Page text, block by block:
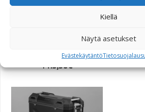
Kiellä
Näytä asetukset
Evästekäytäntö
TRAX ADV Pannier System
1 113,30€